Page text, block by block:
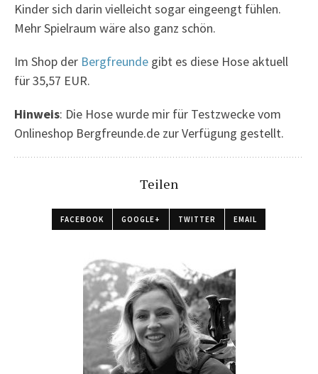
Kinder sich darin vielleicht sogar eingeengt fühlen.
Mehr Spielraum wäre also ganz schön.
Im Shop der Bergfreunde gibt es diese Hose aktuell
für 35,57 EUR.
Hinweis: Die Hose wurde mir für Testzwecke vom
Onlineshop Bergfreunde.de zur Verfügung gestellt.
Teilen
FACEBOOK GOOGLE+ TWITTER EMAIL